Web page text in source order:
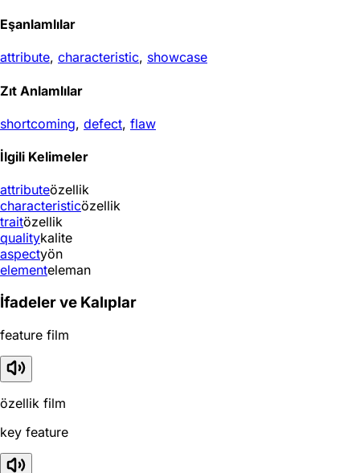
Eşanlamlılar
attribute, characteristic, showcase
Zıt Anlamlılar
shortcoming, defect, flaw
İlgili Kelimeler
attributeözellik
characteristicözellik
traitözellik
qualitykalite
aspectyön
elementeleman
İfadeler ve Kalıplar
feature film
özellik film
key feature